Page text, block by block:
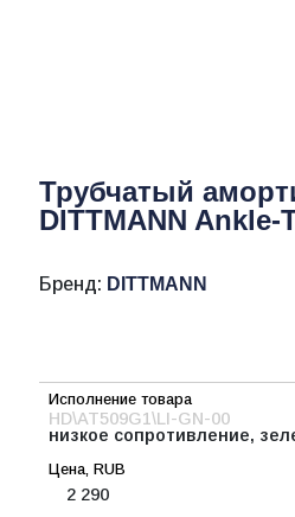
Трубчатый
DITTMANN Ankle-
Бренд: DITTMANN
HD\AT509G1\LI-GN-00
низкое сопротивление,
2 290